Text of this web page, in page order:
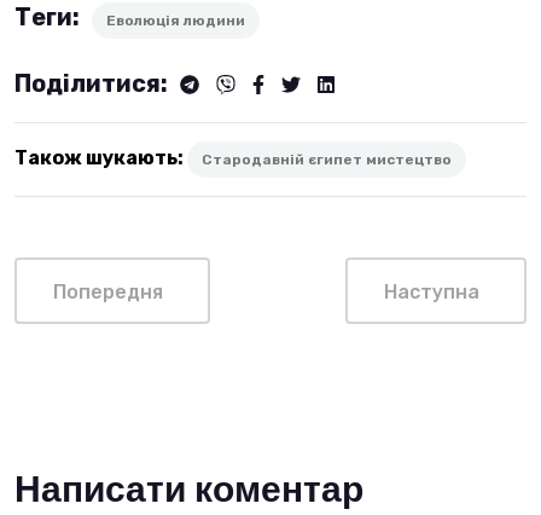
Теги: Еволюція людини
Поділитися:
Також шукають: Стародавній єгипет мистецтво
Попередня Наступна
Написати коментар